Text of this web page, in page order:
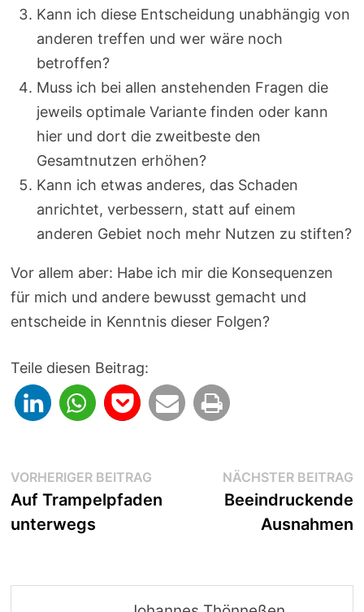
Kann ich diese Entscheidung unabhängig von
anderen treffen und wer wäre noch
betroffen?
Muss ich bei allen anstehenden Fragen die
jeweils optimale Variante finden oder kann
hier und dort die zweitbeste den
Gesamtnutzen erhöhen?
Kann ich etwas anderes, das Schaden
anrichtet, verbessern, statt auf einem
anderen Gebiet noch mehr Nutzen zu stiften?
Vor allem aber: Habe ich mir die Konsequenzen
für mich und andere bewusst gemacht und
entscheide in Kenntnis dieser Folgen?
Teile diesen Beitrag:
Beitragsnavigation
VORHERIGER BEITRAG Vorheriger
Beitrag:
Auf Trampelpfaden
unterwegs
NÄCHSTER BEITRAG
Beeindruckende
Ausnahmen